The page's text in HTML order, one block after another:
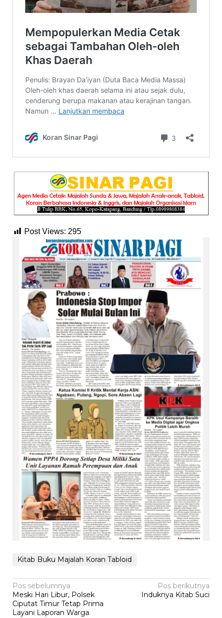
Post Views: 295
Kitab Buku Majalah Koran Tabloid
Navigasi
pos
Pos sebelumnya
Meski Hari Libur, Polsek
Ciputat Timur Tetap Prima
Layani Laporan Warga
Pos berikutnya
Induknya Kitab Suci